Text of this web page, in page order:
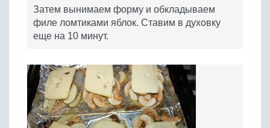
Затем вынимаем форму и обкладываем
филе ломтиками яблок. Ставим в духовку
еще на 10 минут.